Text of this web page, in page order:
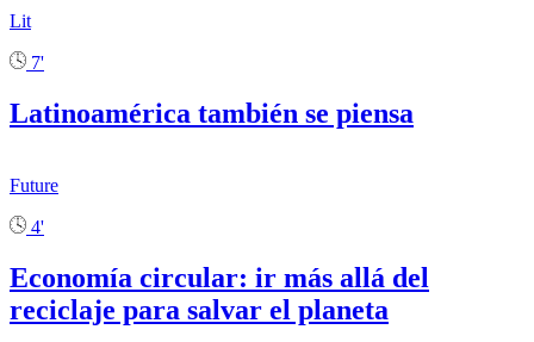
Lit
7'
Latinoamérica también se piensa
Future
4'
Economía circular: ir más allá del
reciclaje para salvar el planeta